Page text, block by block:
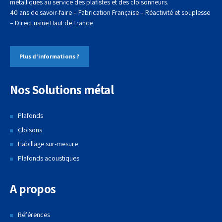
métalliques au service des plafistes et des cloisonneurs.
40 ans de savoir-faire – Fabrication Française – Réactivité et souplesse
– Direct usineHaut de France
Plus d'informations ?
Nos Solutions métal
Plafonds
Cloisons
Habillage sur-mesure
Plafonds acoustiques
A propos
Références